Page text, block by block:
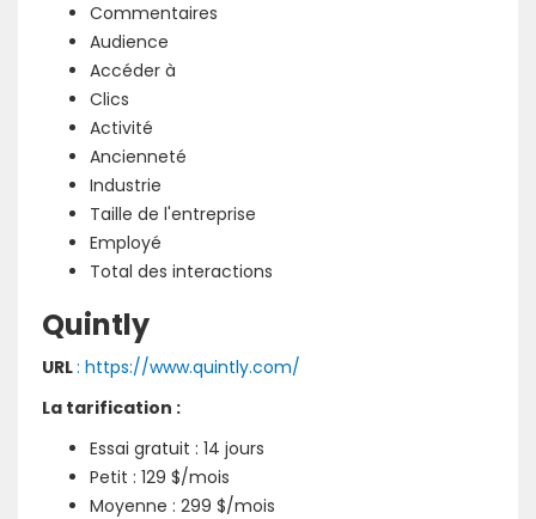
Commentaires
Audience
Accéder à
Clics
Activité
Ancienneté
Industrie
Taille de l'entreprise
Employé
Total des interactions
Quintly
URL: https://www.quintly.com/
La tarification :
Essai gratuit : 14 jours
Petit : 129 $/mois
Moyenne : 299 $/mois